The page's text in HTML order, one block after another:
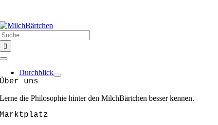
springen
Toggle
NavigationDurchblick
Über uns
Lerne die Philosophie hinter den MilchBärtchen besser kennen.
Marktplatz